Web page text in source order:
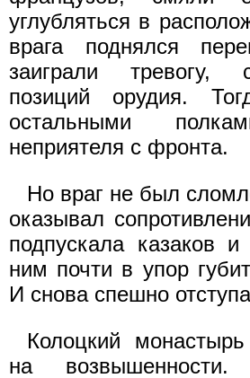
углубляться в
врага поднялся
заиграли тревогу,
позиций орудия.
остальными
неприятеля с фронта.
Но враг не был
оказывал
подпускала казаков
ним почти в упор
И снова спешно
Колоцкий монастырь
на возвышенности.